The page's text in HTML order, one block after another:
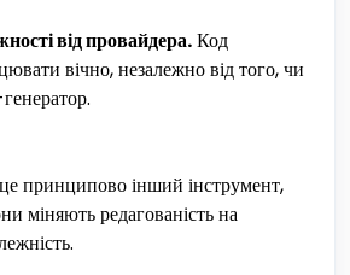
від провайдера.Код
вічно, незалежно від того, чи
принципово інший інструмент,
міняють редагованість на